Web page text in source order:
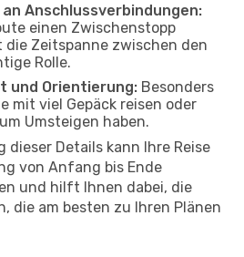
Anschlussverbindungen:
einen Zwischenstopp
Zeitspanne zwischen den
Rolle.
und Orientierung: Besonders
mit viel Gepäck reisen oder
Umsteigen haben.
dieser Details kann Ihre Reise
von Anfang bis Ende
und hilft Ihnen dabei, die
die am besten zu Ihren Plänen